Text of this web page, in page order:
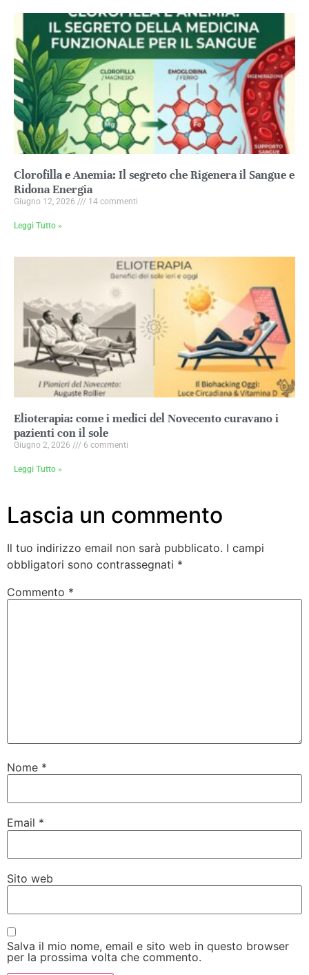
Clorofilla e Anemia: Il segreto che Rigenera il Sangue e
Ridona Energia
Giugno 12, 2026 14 commenti
Leggi Tutto »
Elioterapia: come i medici del Novecento curavano i
pazienti con il sole
Giugno 2, 2026 6 commenti
Leggi Tutto »
Lascia un commento
Il tuo indirizzo email non sarà pubblicato. I campi
obbligatori sono contrassegnati *
Commento *
Nome *
Email *
Sito web
Salva il mio nome, email e sito web in questo browser
per la prossima volta che commento.